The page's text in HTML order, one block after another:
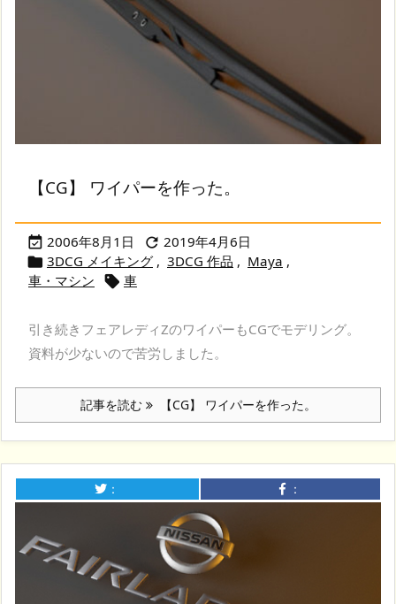
【CG】 ワイパーを作った。
 2006年8月1日  2019年4月6日
 3DCG メイキング , 3DCG 作品 , Maya ,
車・マシン
 車
引き続きフェアレディZのワイパーもCGでモデリング。
資料が少ないので苦労しました。
記事を読む 【CG】 ワイパーを作った。
： ：